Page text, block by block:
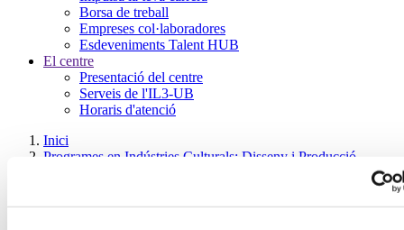
Borsa de treball
Empreses col·laboradores
Esdeveniments Talent HUB
El centre
Presentació del centre
Serveis de l'IL3-UB
Horaris d'atenció
Inici
Programes en Indústries Culturals: Disseny i Producció
Producció Audiovisual